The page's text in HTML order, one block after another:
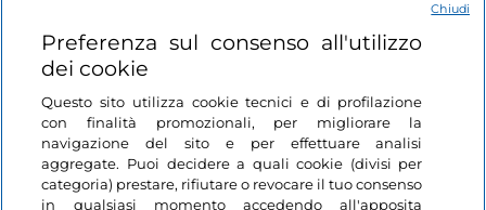
Login
Restiamo in contatto
Preferenza sul consenso all'utilizzo
dei cookie
Questo sito utilizza cookie tecnici e di profilazione
con finalità promozionali, per migliorare la
navigazione del sito e per effettuare analisi
aggregate. Puoi decidere a quali cookie (divisi per
categoria) prestare, rifiutare o revocare il tuo consenso
in qualsiasi momento accedendo all'apposita
Chiudi